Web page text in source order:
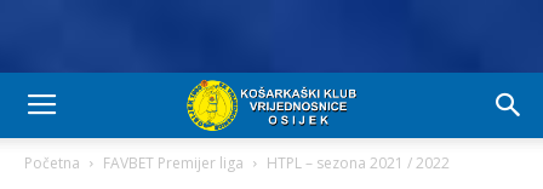
Početna FAVBET Premijer liga HTPL – sezona 2021 / 2022